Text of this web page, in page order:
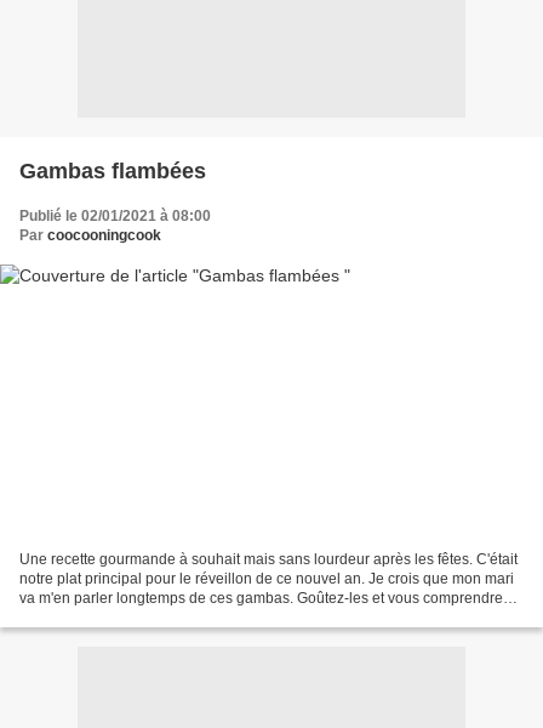
Gambas flambées
Publié le 02/01/2021 à 08:00
Par coocooningcook
Une recette gourmande à souhait mais sans lourdeur après les fêtes. C'était
notre plat principal pour le réveillon de ce nouvel an. Je crois que mon mari
va m'en parler longtemps de ces gambas. Goûtez-les et vous comprendrez.